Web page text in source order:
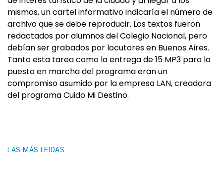
mismos, un cartel informativo indicaría el número de
archivo que se debe reproducir. Los textos fueron
redactados por alumnos del Colegio Nacional, pero
debían ser grabados por locutores en Buenos Aires.
Tanto esta tarea como la entrega de 15 MP3 para la
puesta en marcha del programa eran un
compromiso asumido por la empresa LAN, creadora
del programa Cuido Mi Destino.
LAS MÁS LEIDAS